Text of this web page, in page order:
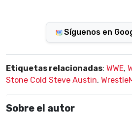
Síguenos en
Etiquetas relacionadas: WWE,
Stone Cold Steve Austin,
Sobre el autor